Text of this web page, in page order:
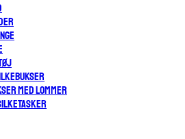
MED LOMMER